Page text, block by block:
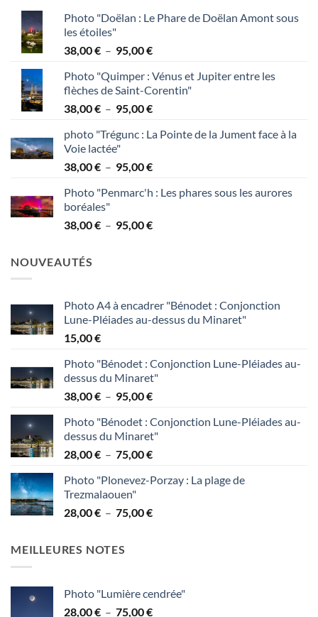
Photo "Doëlan : Le Phare de Doëlan Amont sous
les étoiles"
38,00€ – 95,00€Plage
prix :
38,00 €
à
Photo "Quimper : Vénus et Jupiter entre les
flèches de Saint-Corentin"
38,00€ – 95,00€Plage
prix :
à
photo "Trégunc : La Pointe de la Jument face à la
Voie lactée"
38,00€ – 95,00€Plage
prix :
à
Photo "Penmarc'h : Les phares sous les aurores
boréales"
38,00€ – 95,00€Plage
NOUVEAUTÉS
Photo A4 à encadrer "Bénodet : Conjonction
Lune-Pléiades au-dessus du Minaret"
15,00€
Photo "Bénodet : Conjonction Lune-Pléiades au-
dessus du Minaret"
38,00€ – 95,00€Plage
prix :
38,00 €
à
Photo "Bénodet : Conjonction Lune-Pléiades au-
dessus du Minaret"
28,00€ – 75,00€Plage
prix :
à
Photo "Plonevez-Porzay : La plage de
Trezmalaouen"
28,00€ – 75,00€Plage
MEILLEURES NOTES
Photo "Lumière cendrée"
28,00€ – 75,00€Plage